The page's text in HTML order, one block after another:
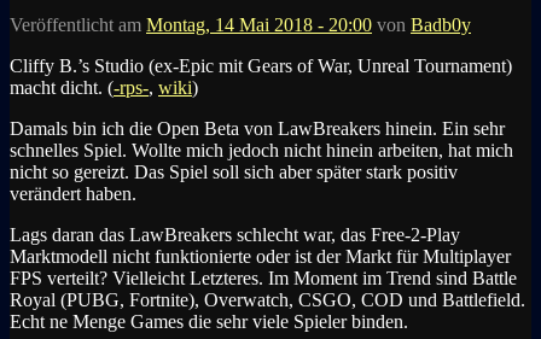
Veröffentlicht am Montag, 14 Mai 2018 - 20:00 von Badb0y
Cliffy B.’s Studio (ex-Epic mit Gears of War, Unreal Tournament)
macht dicht. (-rps-, wiki)
Damals bin ich die Open Beta von LawBreakers hinein. Ein sehr
schnelles Spiel. Wollte mich jedoch nicht hinein arbeiten, hat mich
nicht so gereizt. Das Spiel soll sich aber später stark positiv
verändert haben.
Lags daran das LawBreakers schlecht war, das Free-2-Play
Marktmodell nicht funktionierte oder ist der Markt für Multiplayer
FPS verteilt? Vielleicht Letzteres. Im Moment im Trend sind Battle
Royal (PUBG, Fortnite), Overwatch, CSGO, COD und Battlefield.
Echt ne Menge Games die sehr viele Spieler binden.